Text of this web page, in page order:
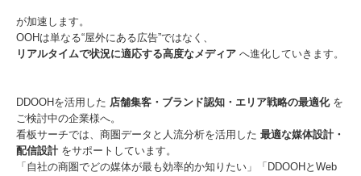
が加速します。
OOHは単なる“屋外にある広告”ではなく、
リアルタイムで状況に適応する高度なメディア へ進化していきます。
DDOOHを活用した 店舗集客・ブランド認知・エリア戦略の最適化を
ご検討中の企業様へ。
看板サーチでは、商圏データと人流分析を活用した 最適な媒体設計・
配信設計をサポートしています。
「自社の商圏でどの媒体が最も効率的か知りたい」「DDOOHとWeb